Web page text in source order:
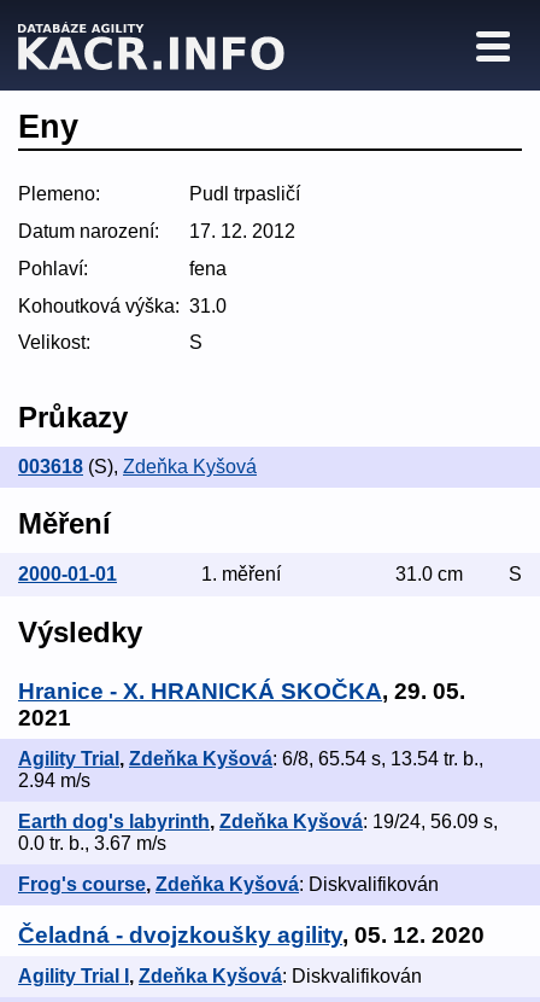
Eny
Plemeno:
Pudl trpasličí
Datum narození:
17. 12. 2012
Pohlaví:
fena
Kohoutková výška: 31.0
Velikost:
S
Průkazy
003618 (S), Zdeňka Kyšová
Měření
2000-01-01 1. měření 31.0 cm S
Výsledky
Hranice - X. HRANICKÁ SKOČKA, 29. 05.
2021
Agility Trial , Zdeňka Kyšová: 6/8, 65.54 s, 13.54 tr. b.,
2.94 m/s
Earth dog's labyrinth, Zdeňka Kyšová: 19/24, 56.09 s,
0.0 tr. b., 3.67 m/s
Frog's course, Zdeňka Kyšová: Diskvalifikován
Čeladná - dvojzkoušky agility, 05. 12. 2020
Agility Trial I , Zdeňka Kyšová: Diskvalifikován